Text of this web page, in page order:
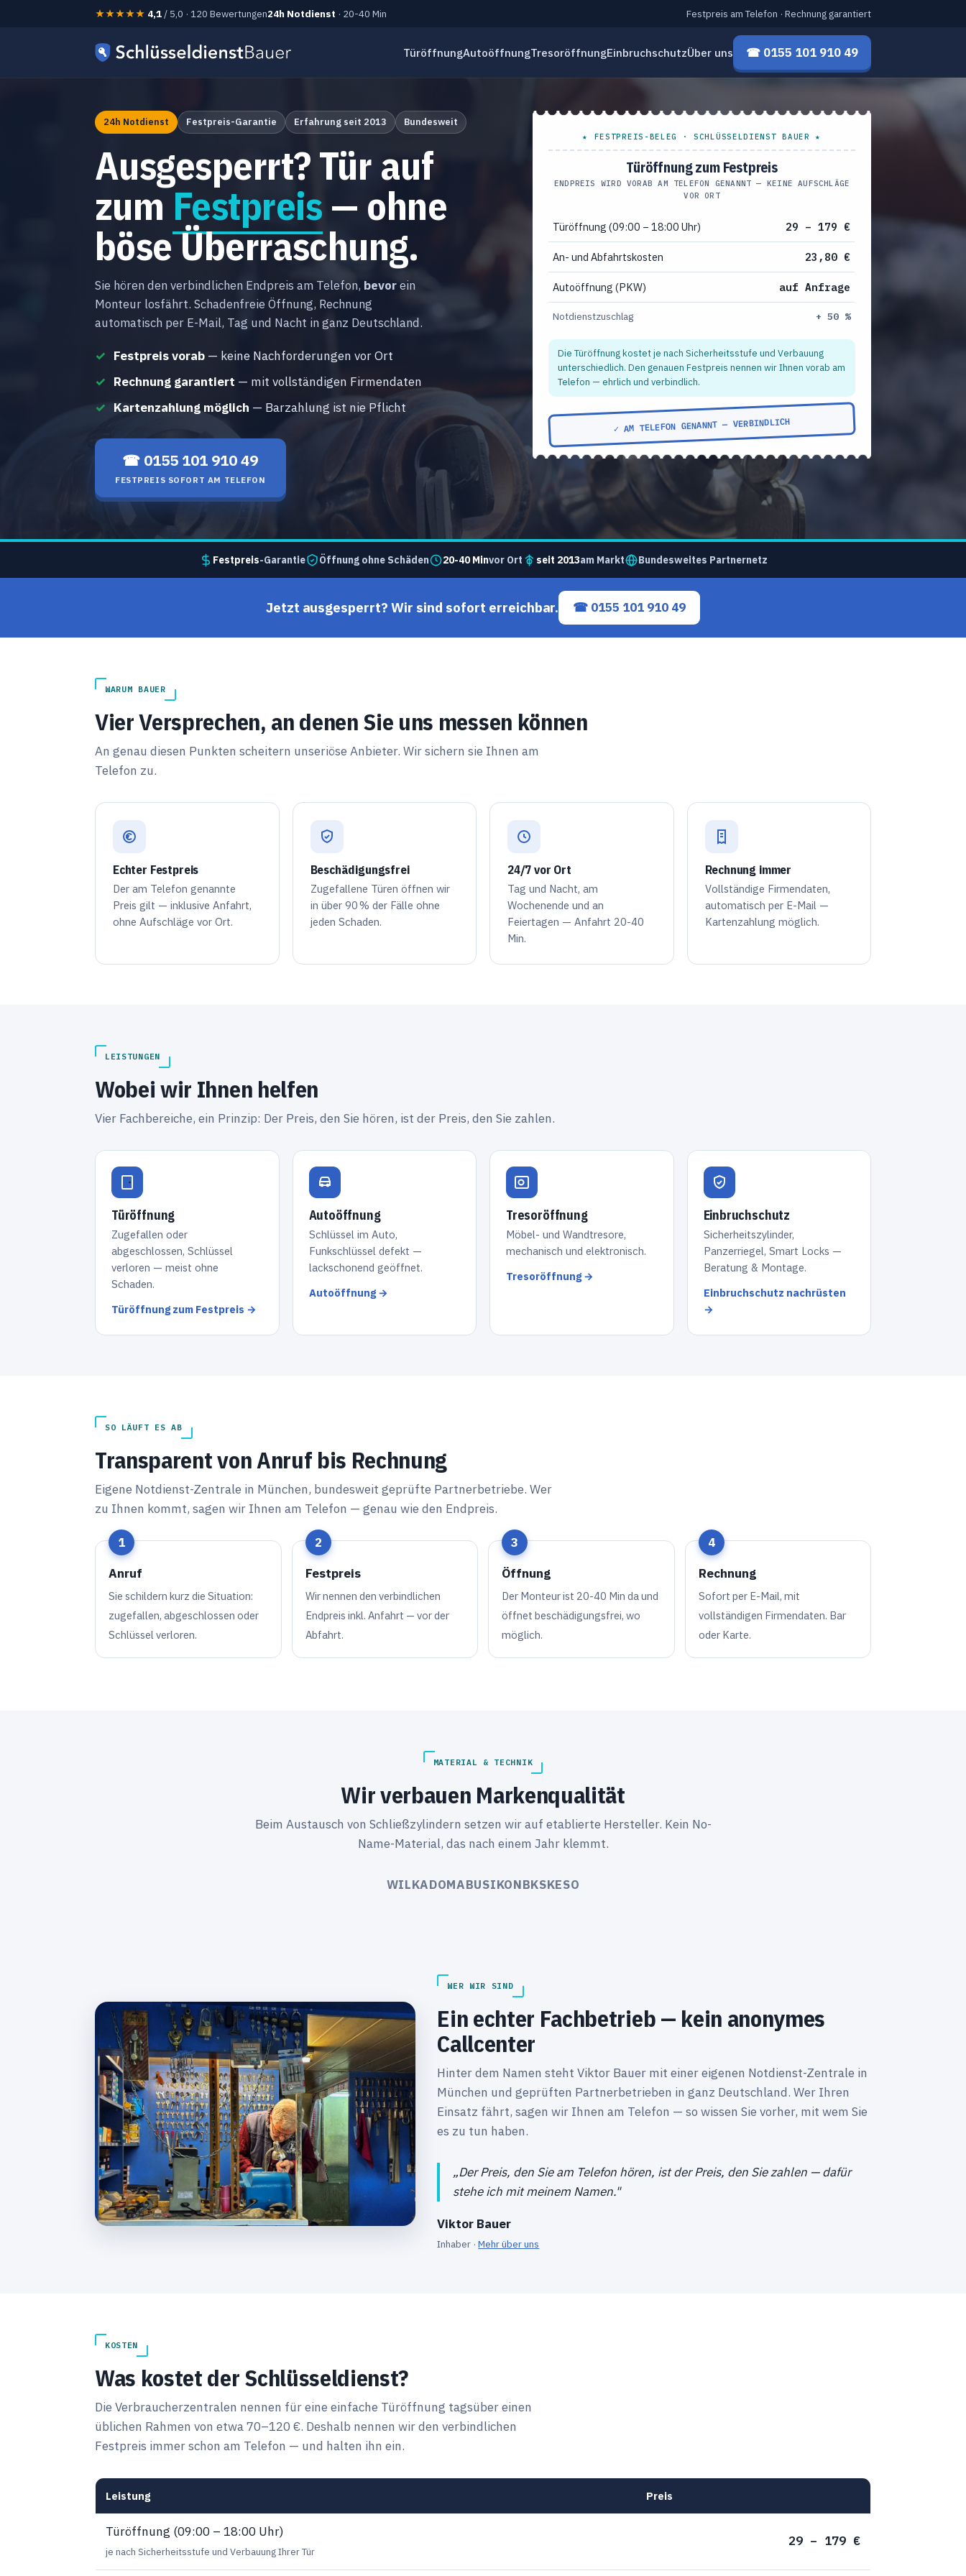
★★★★★ 4,1 / 5,0 · 120 Bewertungen24h Notdienst · 20-40 Min Festpreis am Telefon · Rechnung garantiert
TüröffnungAutoöffnungTresoröffnungEinbruchschutzÜber uns ☎ 0155 101 910 49
24h Notdienst Festpreis-Garantie Erfahrung seit 2013 Bundesweit
Ausgesperrt? Tür auf
zumFestpreis— ohne
böse Überraschung.
Sie hören den verbindlichen Endpreis am Telefon, bevorein
Monteur losfährt. Schadenfreie Öffnung, Rechnung
automatisch per E-Mail, Tag und Nacht in ganz Deutschland.
Festpreis vorab — keine Nachforderungen vor Ort
Rechnung garantiert — mit vollständigen Firmendaten
Kartenzahlung möglich — Barzahlung ist nie Pflicht
☎ 0155 101 910 49
FESTPREIS SOFORT AM TELEFON
★ FESTPREIS-BELEG · SCHLÜSSELDIENST BAUER ★
Türöffnung zum Festpreis
ENDPREIS WIRD VORAB AM TELEFON GENANNT — KEINE AUFSCHLÄGE
VOR ORT
Türöffnung (09:00 – 18:00 Uhr) 29 – 179 €
An- und Abfahrtskosten 23,80 €
Autoöffnung (PKW) auf Anfrage
Notdienstzuschlag + 50 %
Die Türöffnung kostet je nach Sicherheitsstufe und Verbauung
unterschiedlich. Den genauen Festpreis nennen wir Ihnen vorab am
Telefon — ehrlich und verbindlich.
✓ AM TELEFON GENANNT — VERBINDLICH
Festpreis-Garantie Öffnung ohne Schäden 20-40 Minvor Ort seit 2013am Markt Bundesweites Partnernetz
Jetzt ausgesperrt? Wir sind sofort erreichbar. ☎ 0155 101 910 49
WARUM BAUER
Vier Versprechen, an denen Sie uns messen können
An genau diesen Punkten scheitern unseriöse Anbieter. Wir sichern sie Ihnen am
Telefon zu.
Echter Festpreis
Der am Telefon genannte
Preis gilt — inklusive Anfahrt,
ohne Aufschläge vor Ort.
Beschädigungsfrei
Zugefallene Türen öffnen wir
in über 90 % der Fälle ohne
jeden Schaden.
24/7 vor Ort
Tag und Nacht, am
Wochenende und an
Feiertagen — Anfahrt 20-40
Min.
Rechnung immer
Vollständige Firmendaten,
automatisch per E-Mail —
Kartenzahlung möglich.
LEISTUNGEN
Wobei wir Ihnen helfen
Vier Fachbereiche, ein Prinzip: Der Preis, den Sie hören, ist der Preis, den Sie zahlen.
Türöffnung
Zugefallen oder
abgeschlossen, Schlüssel
verloren — meist ohne
Schaden.
Türöffnung zum Festpreis →
Autoöffnung
Schlüssel im Auto,
Funkschlüssel defekt —
lackschonend geöffnet.
Autoöffnung →
Tresoröffnung
Möbel- und Wandtresore,
mechanisch und elektronisch.
Tresoröffnung →
Einbruchschutz
Sicherheitszylinder,
Panzerriegel, Smart Locks —
Beratung & Montage.
Einbruchschutz nachrüsten
→
SO LÄUFT ES AB
Transparent von Anruf bis Rechnung
Eigene Notdienst-Zentrale in München, bundesweit geprüfte Partnerbetriebe. Wer
zu Ihnen kommt, sagen wir Ihnen am Telefon — genau wie den Endpreis.
Anruf
Sie schildern kurz die Situation:
zugefallen, abgeschlossen oder
Schlüssel verloren.
Festpreis
Wir nennen den verbindlichen
Endpreis inkl. Anfahrt — vor der
Abfahrt.
Öffnung
Der Monteur ist 20-40 Min da und
öffnet beschädigungsfrei, wo
möglich.
Rechnung
Sofort per E-Mail, mit
vollständigen Firmendaten. Bar
oder Karte.
MATERIAL & TECHNIK
Wir verbauen Markenqualität
Beim Austausch von Schließzylindern setzen wir auf etablierte Hersteller. Kein No-
Name-Material, das nach einem Jahr klemmt.
WILKADOMABUSIKONBKSKESO
WER WIR SIND
Ein echter Fachbetrieb — kein anonymes
Callcenter
Hinter dem Namen steht Viktor Bauer mit einer eigenen Notdienst-Zentrale in
München und geprüften Partnerbetrieben in ganz Deutschland. Wer Ihren
Einsatz fährt, sagen wir Ihnen am Telefon — so wissen Sie vorher, mit wem Sie
es zu tun haben.
„Der Preis, den Sie am Telefon hören, ist der Preis, den Sie zahlen — dafür
stehe ich mit meinem Namen."
Viktor Bauer
Inhaber ·Mehr über uns
KOSTEN
Was kostet der Schlüsseldienst?
Die Verbraucherzentralen nennen für eine einfache Türöffnung tagsüber einen
üblichen Rahmen von etwa 70–120 €. Deshalb nennen wir den verbindlichen
Festpreis immer schon am Telefon — und halten ihn ein.
Leistung Preis
Türöffnung (09:00 – 18:00 Uhr)
je nach Sicherheitsstufe und Verbauung Ihrer Tür
29 – 179 €